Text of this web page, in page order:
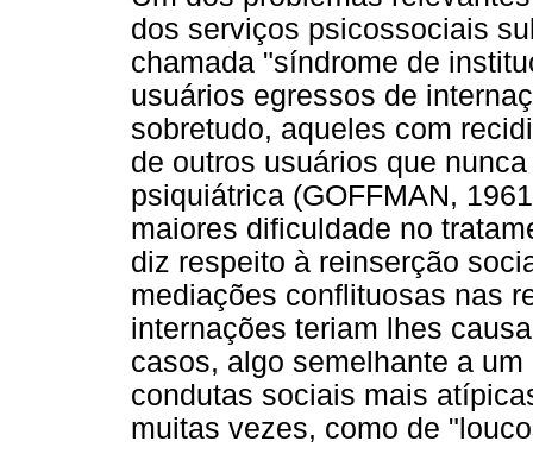
dos serviços psicossociais
chamada "síndrome de
usuários egressos de
sobretudo, aqueles com
de outros usuários que
psiquiátrica (GOFFMAN,
maiores dificuldade no
diz respeito à reinserção
mediações conflituosas nas
internações teriam lhes
casos, algo semelhante a
condutas sociais mais
muitas vezes, como de